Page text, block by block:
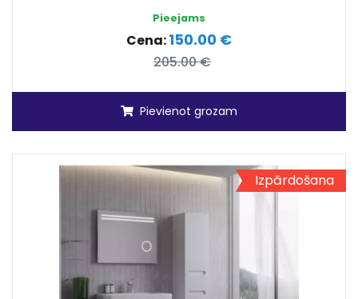
Pieejams
Cena:150.00 €
205.00 €
Pievienot grozam
Izpārdošana